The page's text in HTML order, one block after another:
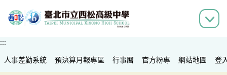
到
容
區
:::
人事差勤系統 預決算月報專區 行事曆 官方粉專 網站地圖 登